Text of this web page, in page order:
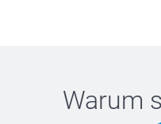
Warum